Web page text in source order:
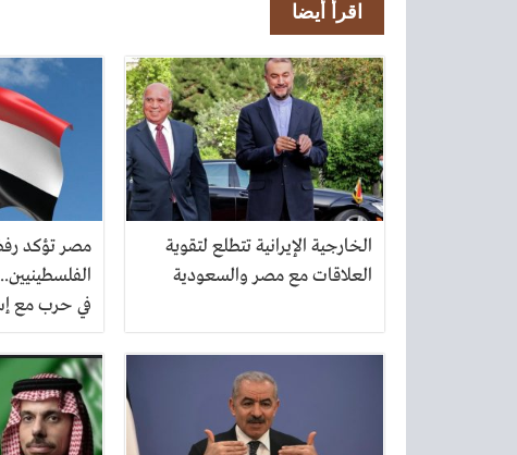
اقرأ أيضا
الخارجية الإيرانية تتطلع لتقوية
العلاقات مع مصر والسعودية
مصر تؤكد
في حرب مع